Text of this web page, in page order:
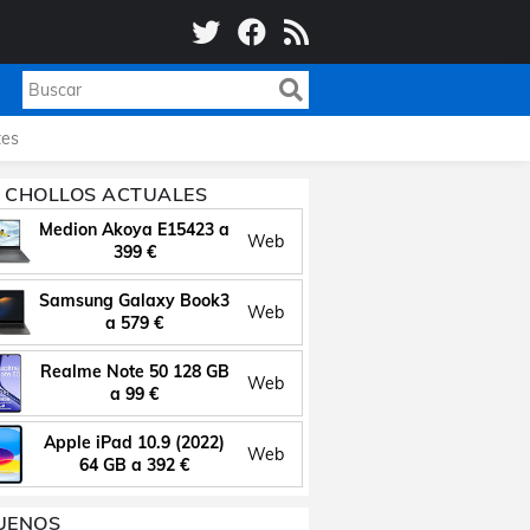
CHOLLOS ACTUALES
Medion Akoya E15423 a
399 €
Web
Samsung Galaxy Book3
a 579 €
Web
Realme Note 50 128 GB
a 99 €
Web
Apple iPad 10.9 (2022)
64 GB a 392 €
Web